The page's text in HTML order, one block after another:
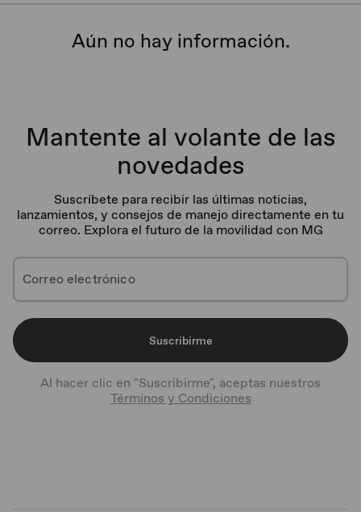
Aún no hay información.
Mantente al volante de las
novedades
Suscríbete para recibir las últimas noticias,
lanzamientos, y consejos de manejo directamente en tu
correo. Explora el futuro de la movilidad con MG
Suscribirme
Al hacer clic en "Suscribirme", aceptas nuestros
Términos y Condiciones